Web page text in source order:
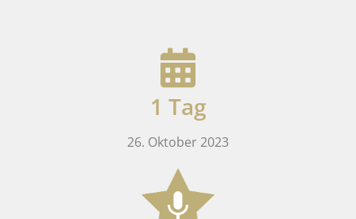
1 Tag
26. Oktober 2023